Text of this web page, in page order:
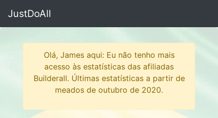
JustDoAll
Olá, James aqui: Eu não tenho mais
acesso às estatísticas das afiliadas
Builderall. Últimas estatísticas a partir de
meados de outubro de 2020.